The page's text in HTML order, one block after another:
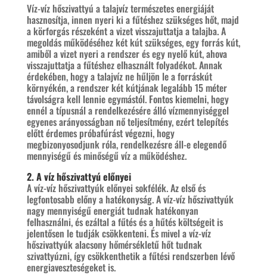
Víz-víz hőszivattyú a talajvíz természetes energiáját
hasznosítja, innen nyeri ki a fűtéshez szükséges hőt, majd
a körforgás részeként a vizet visszajuttatja a talajba. A
megoldás működéséhez két kút szükséges, egy forrás kút,
amiből a vizet nyeri a rendszer és egy nyelő kút, ahova
visszajuttatja a fűtéshez elhasznált folyadékot. Annak
érdekében, hogy a talajvíz ne hűljön le a forráskút
környékén, a rendszer két kútjának legalább 15 méter
távolságra kell lennie egymástól. Fontos kiemelni, hogy
ennél a típusnál a rendelkezésére álló vízmennyiséggel
egyenes arányosságban nő teljesítmény, ezért telepítés
előtt érdemes próbafúrást végezni, hogy
megbizonyosodjunk róla, rendelkezésre áll-e elegendő
mennyiségű és minőségű víz a működéshez.
2. A víz hőszivattyú előnyei
A víz-víz hőszivattyúk előnyei sokfélék. Az első és
legfontosabb előny a hatékonyság. A víz-víz hőszivattyúk
nagy mennyiségű energiát tudnak hatékonyan
felhasználni, és ezáltal a fűtés és a hűtés költségeit is
jelentősen le tudják csökkenteni. És mivel a víz-víz
hőszivattyúk alacsony hőmérsékletű hőt tudnak
szivattyúzni, így csökkenthetik a fűtési rendszerben lévő
energiaveszteségeket is.